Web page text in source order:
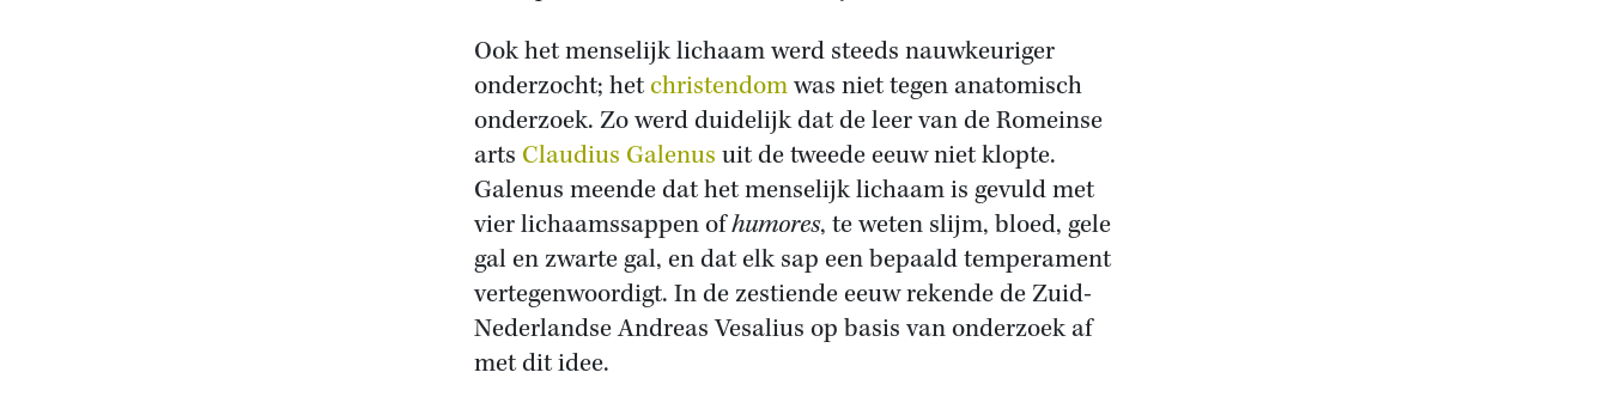
Ook het menselijk lichaam werd steeds nauwkeuriger
onderzocht; hetchristendomwas niet tegen anatomisch
onderzoek. Zo werd duidelijk dat de leer van de Romeinse
arts Claudius Galenus uit de tweede eeuw niet klopte.
Galenus meende dat het menselijk lichaam is gevuld met
vier lichaamssappen ofhumores, te weten slijm, bloed, gele
gal en zwarte gal, en dat elk sap een bepaald temperament
vertegenwoordigt. In de zestiende eeuw rekende de Zuid-
Nederlandse Andreas Vesalius op basis van onderzoek af
met dit idee.